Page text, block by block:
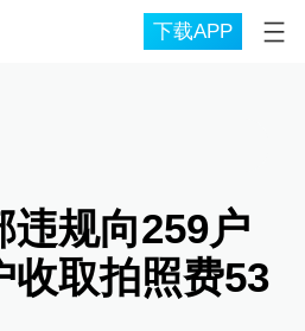
下载APP
违规向259户
收取拍照费53